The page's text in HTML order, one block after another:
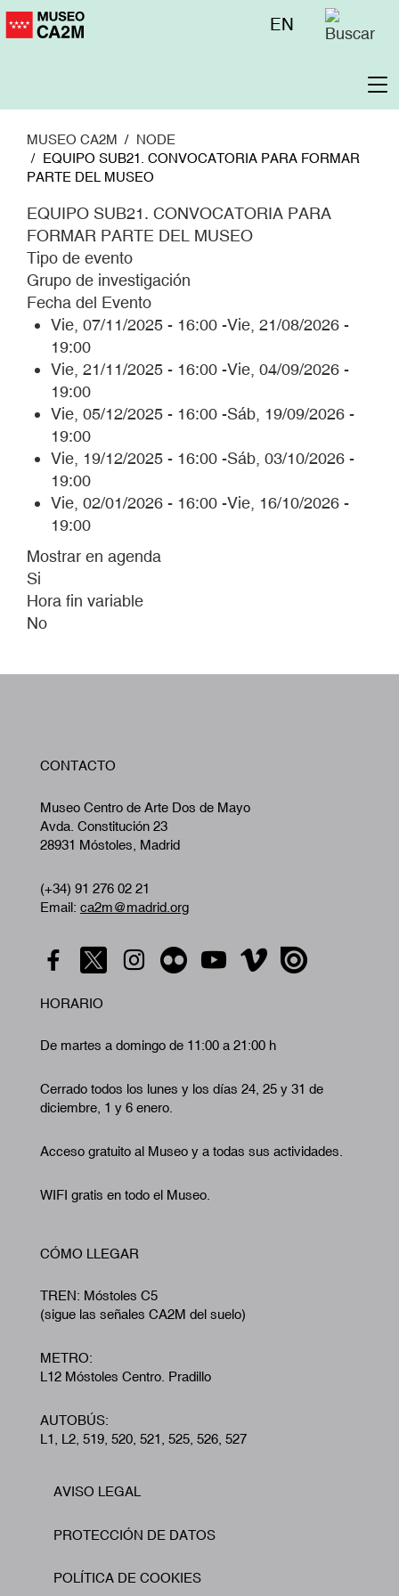
Pasar
Menú
EN
MUSEO CA2M
NODE
EQUIPO SUB21. CONVOCATORIA PARA FORMAR
PARTE DEL MUSEO
EQUIPO SUB21. CONVOCATORIA PARA
FORMAR PARTE DEL MUSEO
Tipo de evento
Grupo de investigación
Fecha del Evento
Vie, 07/11/2025 - 16:00 -Vie, 21/08/2026 -
19:00
Vie, 21/11/2025 - 16:00 -Vie, 04/09/2026 -
19:00
Vie, 05/12/2025 - 16:00 -Sáb, 19/09/2026 -
19:00
Vie, 19/12/2025 - 16:00 -Sáb, 03/10/2026 -
19:00
Vie, 02/01/2026 - 16:00 -Vie, 16/10/2026 -
19:00
Mostrar en agenda
Si
Hora fin variable
No
CONTACTO
Museo Centro de Arte Dos de Mayo
Avda. Constitución 23
28931 Móstoles, Madrid
(+34) 91 276 02 21
Email: ca2m@madrid.org
HORARIO
De martes a domingo de 11:00 a 21:00 h
Cerrado todos los lunes y los días 24, 25 y 31 de
diciembre, 1 y 6 enero.
Acceso gratuito al Museo y a todas sus actividades.
WIFI gratis en todo el Museo.
CÓMO LLEGAR
TREN: Móstoles C5
(sigue las señales CA2M del suelo)
METRO:
L12 Móstoles Centro. Pradillo
AUTOBÚS:
L1, L2, 519, 520, 521, 525, 526, 527
Footer
AVISO LEGAL
PROTECCIÓN DE DATOS
POLÍTICA DE COOKIES